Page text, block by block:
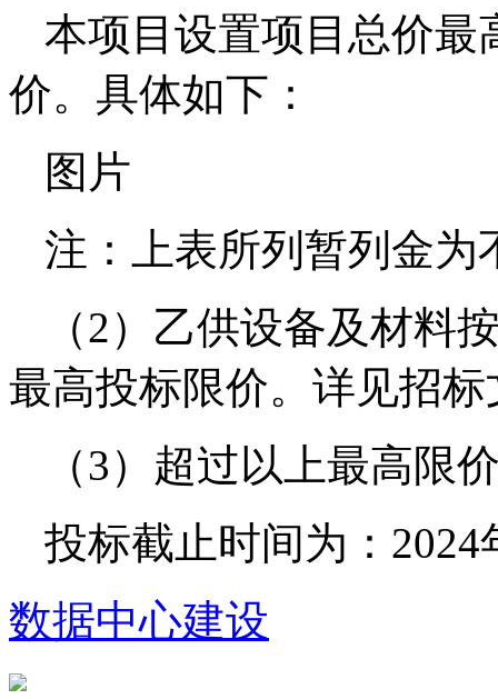
本项目设置项目总价最
价。具体如下：
图片
注：上表所列暂列金为
（2）乙供设备及材料
最高投标限价。详见招
（3）超过以上最高限
投标截止时间为：2024
数据中心建设